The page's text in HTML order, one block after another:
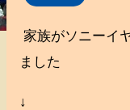
家族がソニーイ
ました
↓